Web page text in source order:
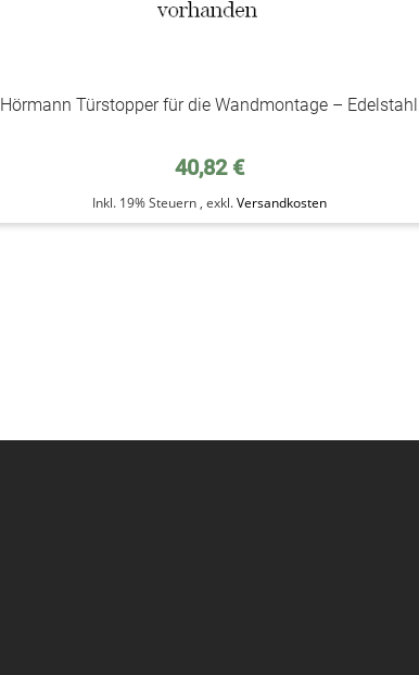
Hörmann Türstopper für die Wandmontage – Edelstahl
40,82 €
Inkl. 19% Steuern , exkl.Versandkosten